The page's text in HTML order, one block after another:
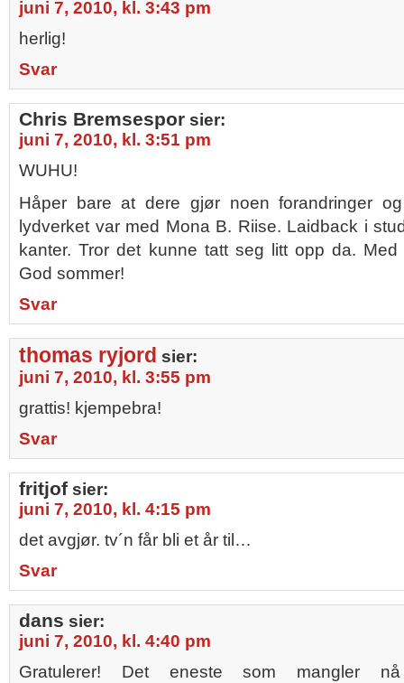
juni 7, 2010, kl. 3:43 pm
herlig!
Svar
Chris Bremsespor sier:
juni 7, 2010, kl. 3:51 pm
WUHU!
Håper bare at dere gjør noen forandringer
lydverket var med Mona B. Riise. Laidback i
kanter. Tror det kunne tatt seg litt opp da.
God sommer!
Svar
thomas ryjord sier:
juni 7, 2010, kl. 3:55 pm
grattis! kjempebra!
Svar
fritjof sier:
juni 7, 2010, kl. 4:15 pm
det avgjør. tv´n får bli et år til…
Svar
dans sier:
juni 7, 2010, kl. 4:40 pm
Gratulerer! Det eneste som mangler